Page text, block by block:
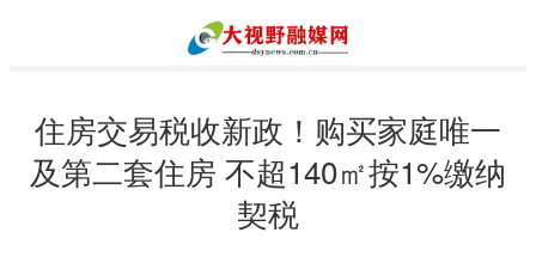
住房交易税收新政！购买家庭唯一
及第二套住房 不超140㎡按1%缴纳
契税